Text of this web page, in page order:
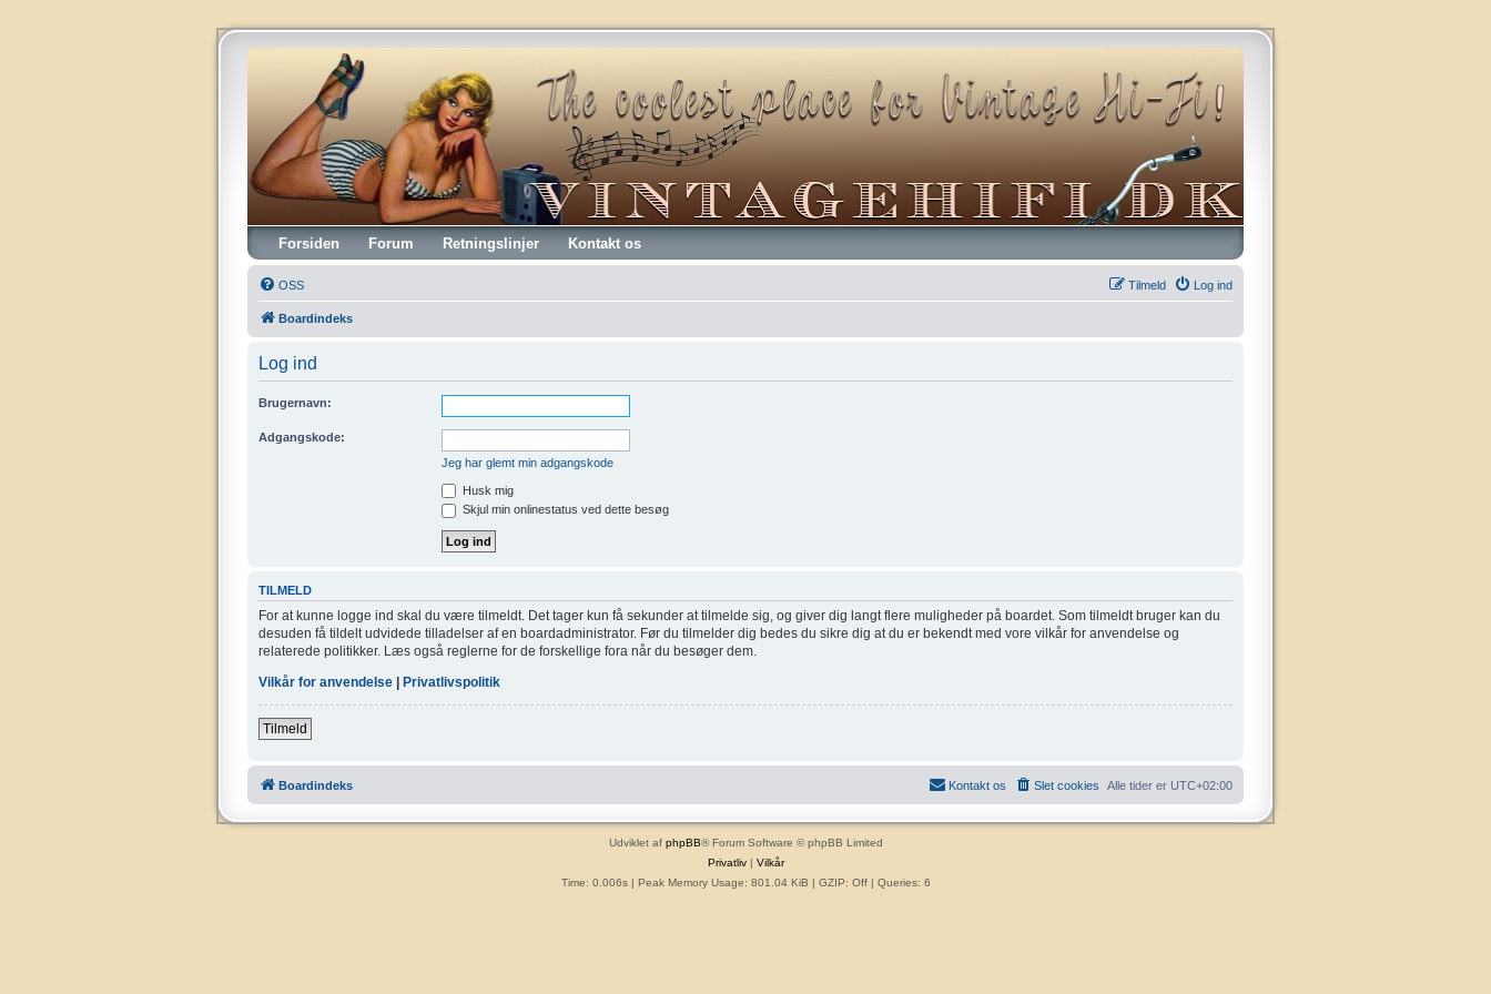
Vintagehifi.dk
Forsiden Forum Retningslinjer Kontakt os
OSS Log ind
Tilmeld
Boardindeks
Log ind
Brugernavn:
Adgangskode:
Jeg har glemt min adgangskode
Husk mig
Skjul min onlinestatus ved dette besøg
TILMELD
For at kunne logge ind skal du være tilmeldt. Det tager kun få sekunder at tilmelde sig, og giver dig langt flere muligheder på boardet. Som tilmeldt bruger kan du
desuden få tildelt udvidede tilladelser af en boardadministrator. Før du tilmelder dig bedes du sikre dig at du er bekendt med vore vilkår for anvendelse og
relaterede politikker. Læs også reglerne for de forskellige fora når du besøger dem.
Vilkår for anvendelse
Privatlivspolitik
Tilmeld
Boardindeks Alle tider er UTC+02:00
Slet cookies
Kontakt os
Udviklet af phpBB® Forum Software © phpBB Limited
Privatliv| Vilkår
Time: 0.006s| Peak Memory Usage: 801.04 KiB | GZIP: Off | Queries: 6